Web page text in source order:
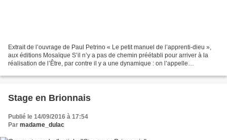
Extrait de l’ouvrage de Paul Petrino « Le petit manuel de l’apprenti-dieu »,
aux éditions Mosaïque S’il n’y a pas de chemin préétabli pour arriver à la
réalisation de l’Être, par contre il y a une dynamique : on l’appelle
Stage en Brionnais
Publié le 14/09/2016 à 17:54
Par madame_dulac